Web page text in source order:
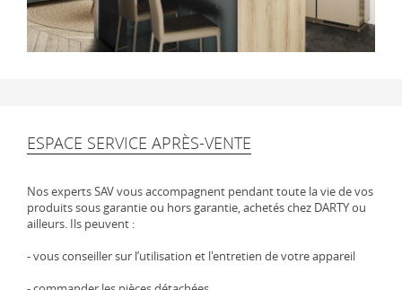
ESPACE SERVICE APRÈS-VENTE
Nos experts SAV vous accompagnent pendant toute la vie de vos
produits sous garantie ou hors garantie, achetés chez DARTY ou
ailleurs. Ils peuvent :
- vous conseiller sur l’utilisation et l'entretien de votre appareil